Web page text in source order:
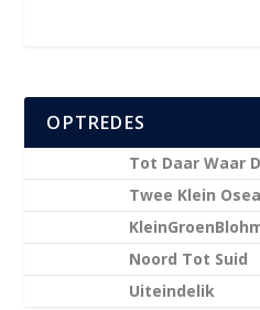
OPTREDES
Tot Daar Waar
Twee Klein
Noord Tot Suid
Uiteindelik